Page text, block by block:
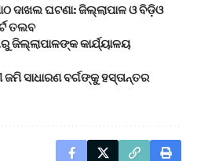
ଦାଖଲ ଘଟଣା: ଜିଲ୍ଲାପାଳ ଓ ବିଡ଼ିଓ
ତଲବ
ଜିଲ୍ଲାପାଳଙ୍କ କାର୍ଯ୍ୟାଳୟ
ଜମି ସାଧାରଣ ବର୍ଗଙ୍କୁ ହସ୍ତାନ୍ତର